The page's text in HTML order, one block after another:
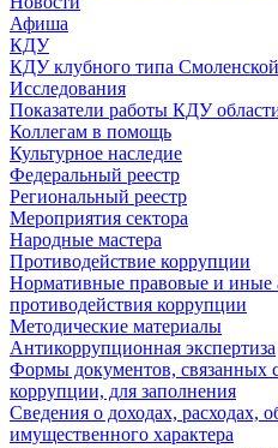
Афиша
КДУ
КДУ клубного типа Смоленской
Исследования
Показатели работы КДУ
Коллегам в помощь
Культурное наследие
Федеральный реестр
Региональный реестр
Мероприятия сектора
Народные мастера
Противодействие коррупции
Нормативные правовые и иные
противодействия коррупции
Методические материалы
Антикоррупционная экспертиза
Формы документов, связанных
коррупции, для заполнения
Сведения о доходах, расходах,
имущественного характера